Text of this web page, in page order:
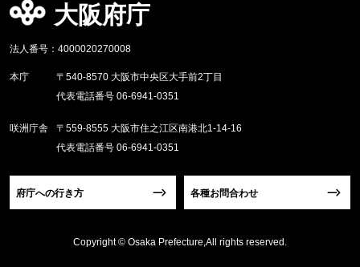
大阪府庁
法人番号：4000020270008
本庁
〒540-8570 大阪市中央区大手前2丁目
代表電話番号 06-6941-0351
咲洲庁舎
〒559-8555 大阪市住之江区南港北1-14-16
代表電話番号 06-6941-0351
府庁への行き方 各種お問合わせ
Copyright © Osaka Prefecture,All rights reserved.